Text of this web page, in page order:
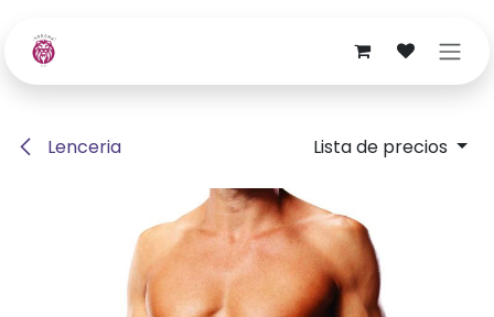
Lenceria Lista de precios